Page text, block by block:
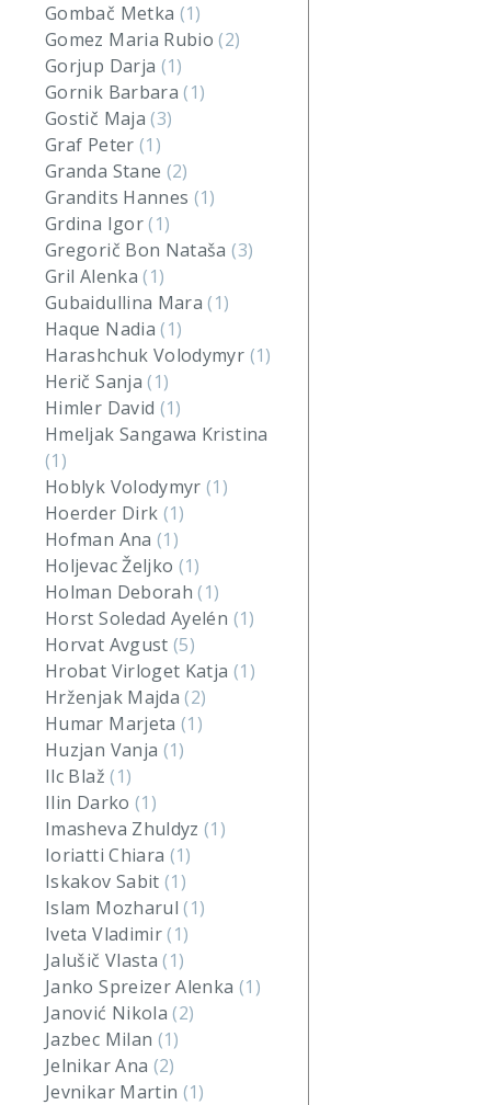
Gombač Metka (1)
Gomez Maria Rubio(2)
Gorjup Darja (1)
Gornik Barbara(1)
Gostič Maja(3)
Graf Peter (1)
Granda Stane (2)
Grandits Hannes (1)
Grdina Igor(1)
Gregorič Bon Nataša(3)
Gril Alenka(1)
Gubaidullina Mara(1)
Haque Nadia(1)
Harashchuk Volodymyr (1)
Herič Sanja(1)
Himler David (1)
Hmeljak Sangawa Kristina
(1)
Hoblyk Volodymyr(1)
Hoerder Dirk (1)
Hofman Ana (1)
Holjevac Željko (1)
Holman Deborah(1)
Horst Soledad Ayelén (1)
Horvat Avgust(5)
Hrobat Virloget Katja (1)
Hrženjak Majda(2)
Humar Marjeta(1)
Huzjan Vanja (1)
Ilc Blaž(1)
Ilin Darko (1)
Imasheva Zhuldyz(1)
Ioriatti Chiara (1)
Iskakov Sabit(1)
Islam Mozharul(1)
Iveta Vladimir(1)
Jalušič Vlasta(1)
Janko Spreizer Alenka (1)
Janović Nikola(2)
Jazbec Milan (1)
Jelnikar Ana (2)
Jevnikar Martin (1)